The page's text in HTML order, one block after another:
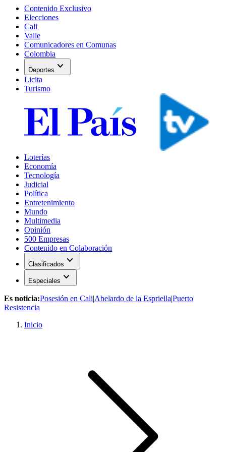
Contenido Exclusivo
Elecciones
Cali
Valle
Comunicadores en Comunas
Colombia
Deportes expand_more
Licita
Turismo
Loterías
Economía
Tecnología
Judicial
Política
Entretenimiento
Mundo
Multimedia
Opinión
500 Empresas
Contenido en Colaboración
Clasificados expand_more
Especiales expand_more
Es noticia:Posesión en Cali|Abelardo de la Espriella|Puerto
Resistencia
Inicio